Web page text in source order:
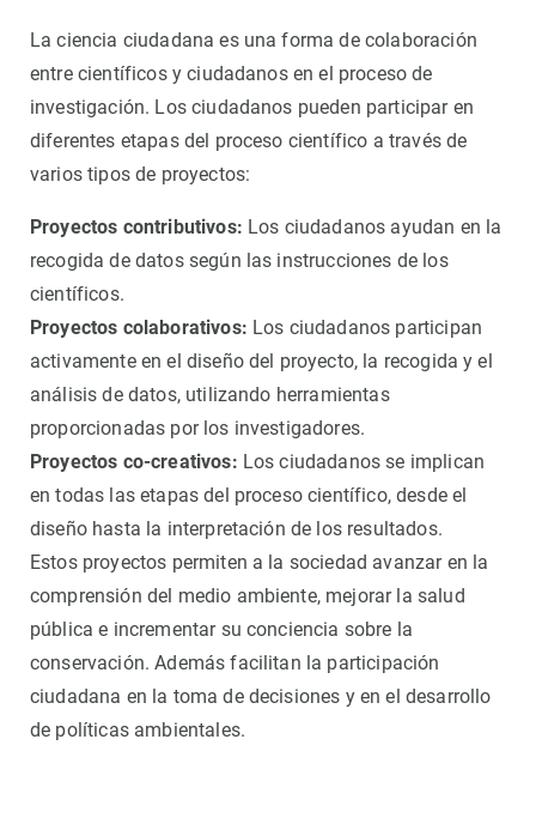
La ciencia ciudadana es una forma de colaboración
entre científicos y ciudadanos en el proceso de
investigación. Los ciudadanos pueden participar en
diferentes etapas del proceso científico a través de
varios tipos de proyectos:
Proyectos contributivos: Los ciudadanos ayudan en la
recogida de datos según las instrucciones de los
científicos.
Proyectos colaborativos: Los ciudadanos participan
activamente en el diseño del proyecto, la recogida y el
análisis de datos, utilizando herramientas
proporcionadas por los investigadores.
Proyectos co-creativos: Los ciudadanos se implican
en todas las etapas del proceso científico, desde el
diseño hasta la interpretación de los resultados.
Estos proyectos permiten a la sociedad avanzar en la
comprensión del medio ambiente, mejorar la salud
pública e incrementar su conciencia sobre la
conservación. Además facilitan la participación
ciudadana en la toma de decisiones y en el desarrollo
de políticas ambientales.